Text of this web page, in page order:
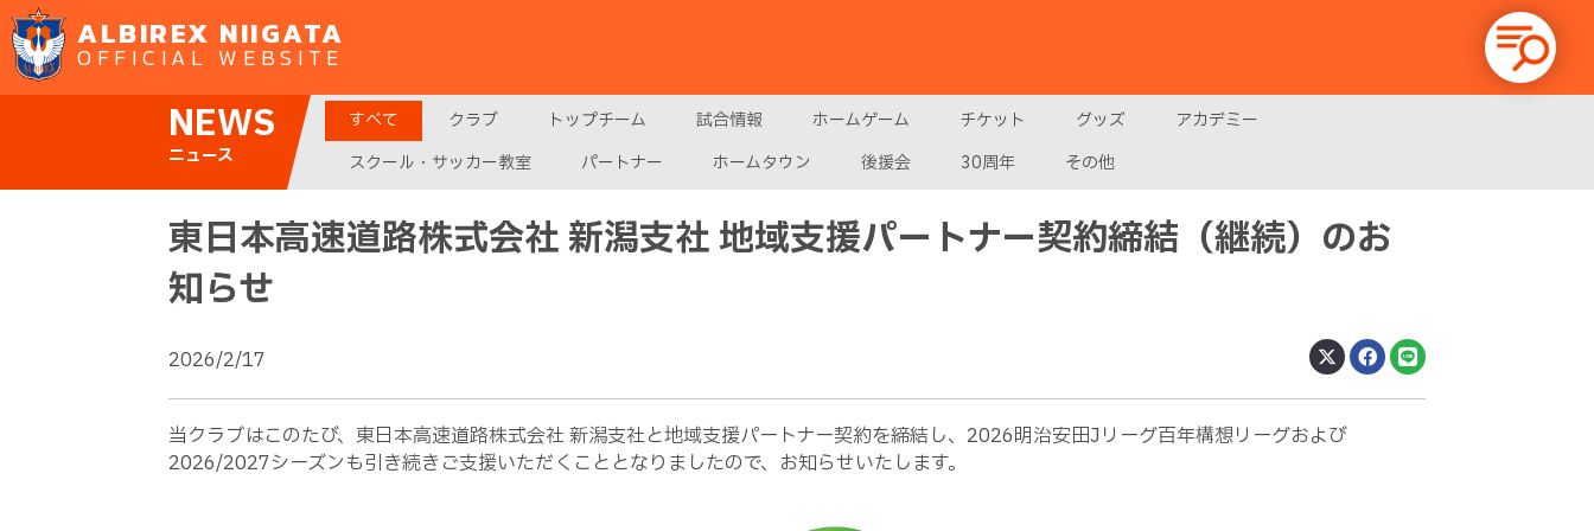
ALBIREX NIIGATA
OFFICIAL WEBSITE
NEWS
ニュース
すべて クラブ トップチーム 試合情報 ホームゲーム チケット グッズ
アカデミー
スクール・サッカー教室
パートナー ホームタウン 後援会 30周年 その他
東日本高速道路株式会社 新潟支社 地域支援パートナー契約締結（継続）のお
知らせ
2026/2/17
当クラブはこのたび、東日本高速道路株式会社 新潟支社と地域支援パートナー契約を締結し、2026明治安田Jリーグ百年構想リーグおよび
2026/2027シーズンも引き続きご支援いただくこととなりましたので、お知らせいたします。